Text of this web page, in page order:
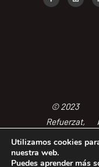
© 2023
Refuerzat,
Todos los
derechos
Utilizamos cookies
nuestra web.
Puedes aprender más